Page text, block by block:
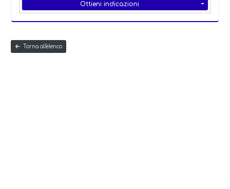
Ottieni indicazioni
Torna all'elenco